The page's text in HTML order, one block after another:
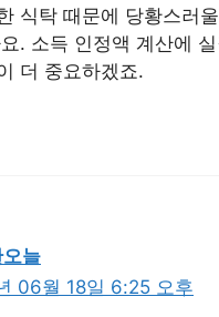
식탁 때문에 당황스러
. 소득 인정액 계산에
더 중요하겠죠.
늘
06월 18일 6:25 오후